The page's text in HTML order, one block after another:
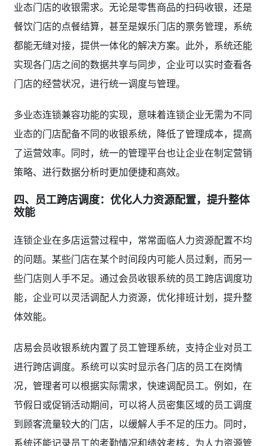
业态门店的收银需求。无论是零售商品的扫码收银，还是
餐饮门店的点餐结算，甚至是娱乐门店的票务管理，系统
都能无缝对接，提供一体化的解决方案。此外，系统还能
实现各门店之间的数据共享与同步，企业可以实时查看各
门店的经营状况，进行统一调度与管理。
多业态连锁兼容功能的实现，意味着连锁企业无需为不同
业态的门店配备不同的收银系统，降低了管理成本，提高
了运营效率。同时，统一的管理平台也让企业在制定营销
策略、进行数据分析时更加便捷和高效。
四、员工跨店调度：优化人力资源配置，提升整体
效能
连锁企业在多店运营过程中，常常面临人力资源配置不均
的问题。某些门店在某个时间段内可能人员过剩，而另一
些门店则人手不足。通过会员收银系统的员工跨店调度功
能，企业可以灵活调配人力资源，优化排班计划，提升整
体效能。
店易会员收银系统内置了员工管理系统，支持企业对员工
进行跨店调度。系统可以实时显示各门店的员工在岗情
况，管理者可以根据实际需求，快速调配员工。例如，在
节假日或促销活动期间，可以将人员密集区域的员工调度
到顾客流量较大的门店，以缓解人手不足的压力。同时，
系统还能记录员工的考勤情况和绩效考核，为人力资源管